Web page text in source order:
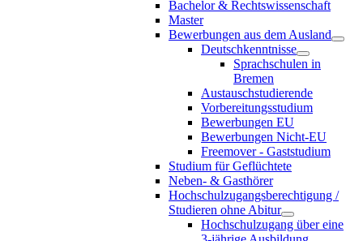
Bachelor & Rechtswissenschaft
Master
Bewerbungen aus dem Ausland
Deutschkenntnisse
Sprachschulen in
Bremen
Austauschstudierende
Vorbereitungsstudium
Bewerbungen EU
Bewerbungen Nicht-EU
Freemover - Gaststudium
Studium für Geflüchtete
Neben- & Gasthörer
Hochschulzugangsberechtigung /
Studieren ohne Abitur
Hochschulzugang über eine